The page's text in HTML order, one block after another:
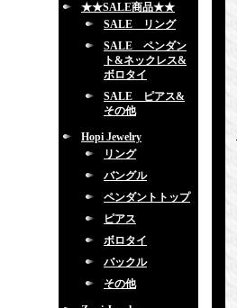
★★SALE商品★★
SALE リング
SALE ペンダン
ト&ネックレス&
ボロタイ
SALE ピアス&
その他
Hopi Jewelry
リング
バングル
ペンダントトップ
ピアス
ボロタイ
バックル
その他